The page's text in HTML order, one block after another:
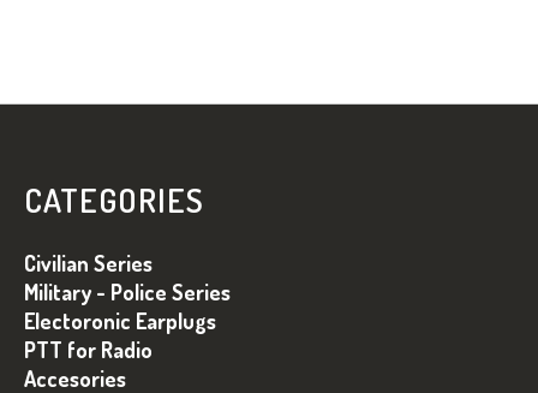
CATEGORIES
Civilian Series
Military - Police Series
Electoronic Earplugs
PTT for Radio
Accesories